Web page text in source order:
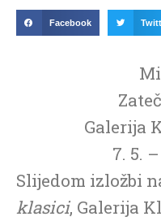
Facebook
Galerija
7. 5.
Slijedom izložbi
klasici, Galerija